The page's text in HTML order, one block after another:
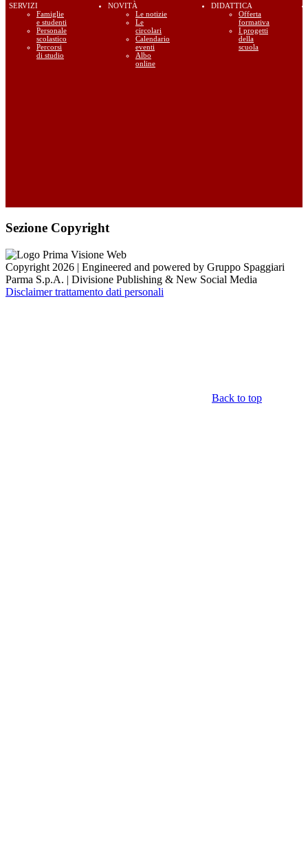
SERVIZI
Famiglie
e studenti
Personale
scolastico
Percorsi
di studio
NOVITÀ
Le notizie
Le
circolari
Calendario
eventi
Albo
online
DIDATTICA
Offerta
formativa
I progetti
della
scuola
Sezione Copyright
Copyright 2026 | Engineered and powered by Gruppo Spaggiari
Parma S.p.A. | Divisione Publishing & New Social Media
Disclaimer trattamento dati personali
Back to top